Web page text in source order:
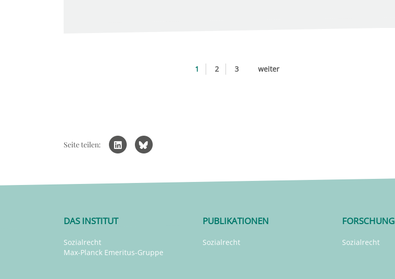
1 2 3 weiter
Seite teilen:
DAS INSTITUT
Sozialrecht
Max-Planck Emeritus-Gruppe
PUBLIKATIONEN
Sozialrecht
FORSCHUNG
Sozialrecht